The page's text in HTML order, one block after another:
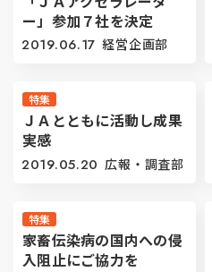
ー」参加７社を決定
2019.06.17 経営企画部
特集
ＪＡとともに活動し成果
実感
2019.05.20 広報・調査部
特集
家畜伝染病の国内への侵
入阻止にご協力を